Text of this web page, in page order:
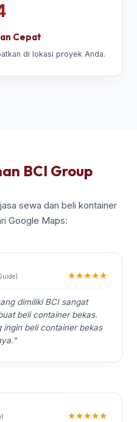
Cepat
di lokasi proyek Anda.
BCI Group
sewa dan beli kontainer
Google Maps:
★★★★★
dimiliki BCI sangat
beli container bekas.
ingin beli container bekas
★★★★★